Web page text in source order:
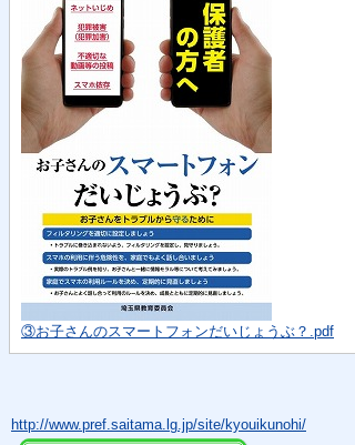
③お子さんのスマートフォンだいじょうぶ？.pdf
http://www.pref.saitama.lg.jp/site/kyouikunohi/